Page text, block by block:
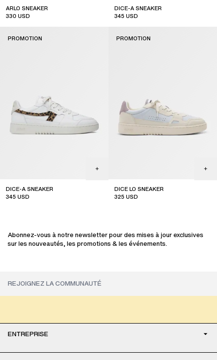
ARLO SNEAKER
330 USD
DICE-A SNEAKER
345 USD
DICE-A SNEAKER
345 USD
PROMOTION
DICE LO SNEAKER
325 USD
PROMOTION
Abonnez-vous à notre newsletter pour des mises à jour exclusives
sur les nouveautés, les promotions & les événements.
ENTREPRISE